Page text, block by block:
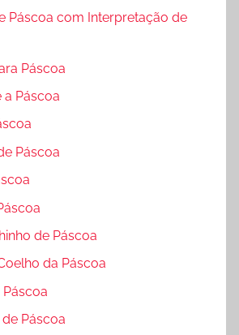
Páscoa com Interpretação de
Páscoa
a Páscoa
Páscoa
de Páscoa
da Páscoa
Páscoa